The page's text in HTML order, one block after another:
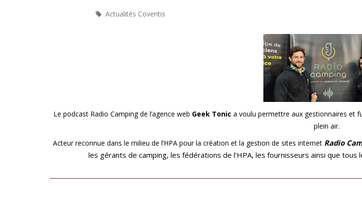
Actualités Coventis
Le podcast Radio Camping de l’agence web Geek Tonic a voulu permettre aux gestionnaires et
plein air.
Acteur reconnue dans le milieu de l’HPA pour la création et la gestion de sites internet Radio
les gérants de camping, les fédérations de l’HPA, les fournisseurs ainsi que